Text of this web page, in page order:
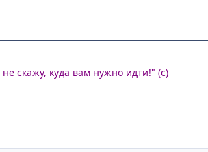
скажу, куда вам нужно идти!" (с)